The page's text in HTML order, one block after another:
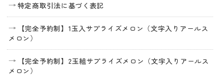
特定商取引法に基づく表記
【完全予約制】1玉入サプライズメロン（文字入りアールス
メロン）
【完全予約制】2玉組サプライズメロン（文字入りアールス
メロン）